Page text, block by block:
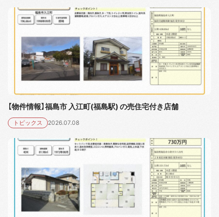
【物件情報】福島市 入江町(福島駅) の売住宅付き店舗
トピックス 2026.07.08